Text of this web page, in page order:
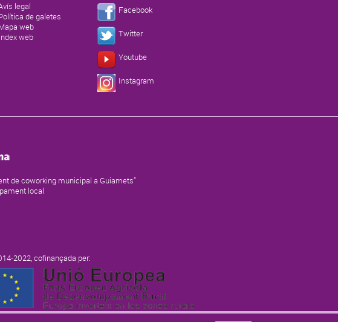
legal
de galetes
web
web
Facebook
Twitter
Youtube
Instagram
de coworking municipal a Guiamets”
local
2022, cofinançada per: